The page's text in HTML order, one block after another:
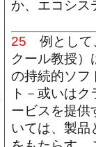
か、エコシス
25 例として
クール教授）
の持続的ソフ
ト－或いは
ービスを提供
いては、製品